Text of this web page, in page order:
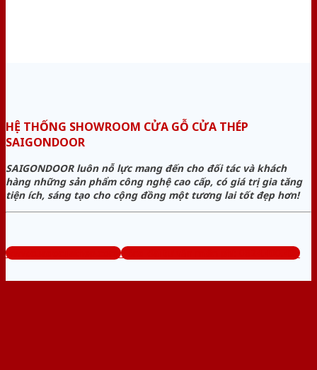
HỆ THỐNG SHOWROOM CỬA GỖ CỬA THÉP
SAIGONDOOR
SAIGONDOOR luôn nỗ lực mang đến cho đối tác và khách
hàng những sản phẩm công nghệ cao cấp, có giá trị gia tăng
tiện ích, sáng tạo cho cộng đồng một tương lai tốt đẹp hơn!
www.cuagocuathep.com Tổng đài tư vấn miễn phí: 0824.400.400